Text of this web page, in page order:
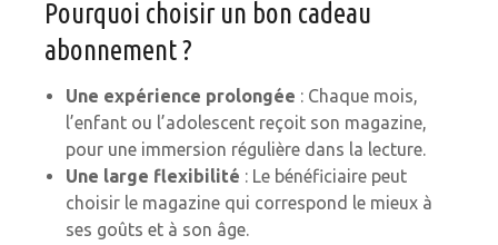
Pourquoi choisir un bon cadeau
abonnement ?
Une expérience prolongée : Chaque mois,
l’enfant ou l’adolescent reçoit son magazine,
pour une immersion régulière dans la lecture.
Une large flexibilité : Le bénéficiaire peut
choisir le magazine qui correspond le mieux à
ses goûts et à son âge.